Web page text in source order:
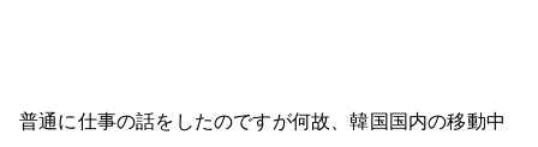
普通に仕事の話をしたのですが何故、韓国国内の移動中